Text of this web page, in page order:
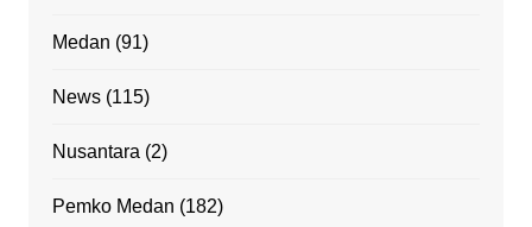
Medan (91)
News(115)
Nusantara (2)
Pemko Medan (182)